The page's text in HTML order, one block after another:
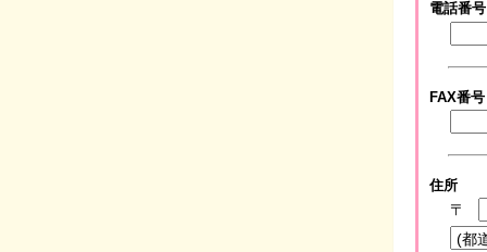
電話番号
FAX番号
住所
〒